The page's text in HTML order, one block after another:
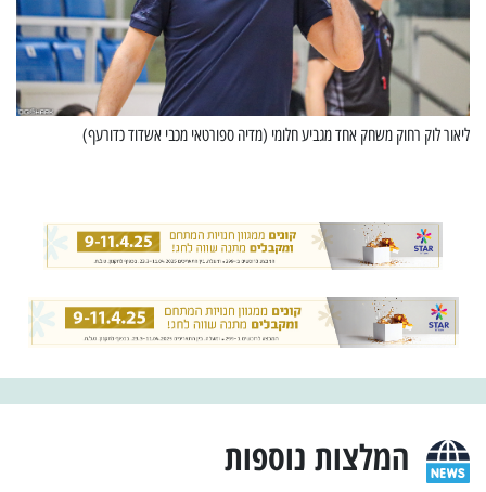
ליאור לוק רחוק משחק אחד מגביע חלומי (מדיה ספורטאי מכבי אשדוד כדורעף)
המלצות נוספות